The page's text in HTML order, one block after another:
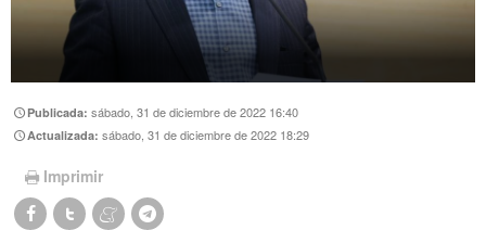
Publicada:sábado, 31 de diciembre de 2022 16:40
Actualizada:sábado, 31 de diciembre de 2022 18:29
Imprimir